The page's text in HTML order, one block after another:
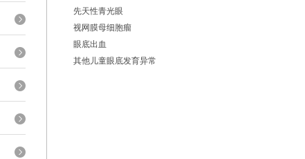
先天性青光眼
视网膜母细胞瘤
眼底出血
其他儿童眼底发育异常